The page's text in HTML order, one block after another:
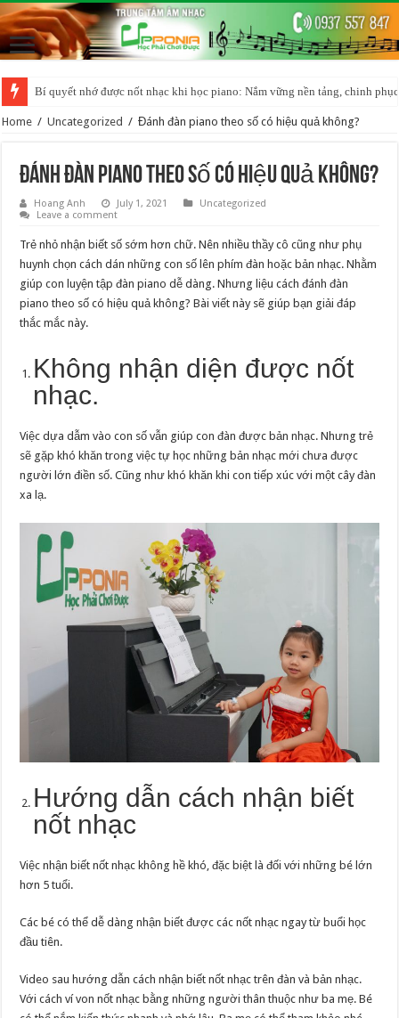
Bí quyết nhớ được nốt nhạc khi học piano: Nắm vững nền tảng, chinh
Home / Uncategorized / Đánh đàn piano theo số có hiệu quả không?
Đánh đàn piano theo số có hiệu quả không?
Hoang Anh July 1, 2021
Uncategorized
Leave a comment
Trẻ nhỏ nhận biết số sớm hơn chữ. Nên nhiều thầy cô cũng như phụ
huynh chọn cách dán những con số lên phím đàn hoặc bản nhạc. Nhằm
giúp con luyện tập đàn piano dễ dàng. Nhưng liệu cách đánh đàn
piano theo số có hiệu quả không? Bài viết này sẽ giúp bạn giải đáp
thắc mắc này.
Không nhận diện được nốt
nhạc.
Việc dựa dẫm vào con số vẫn giúp con đàn được bản nhạc. Nhưng trẻ
sẽ gặp khó khăn trong việc tự học những bản nhạc mới chưa được
người lớn điền số. Cũng như khó khăn khi con tiếp xúc với một cây đàn
xa lạ.
Hướng dẫn cách nhận biết
nốt nhạc
Việc nhận biết nốt nhạc không hề khó, đặc biệt là đối với những bé lớn
hơn 5 tuổi.
Các bé có thể dễ dàng nhận biết được các nốt nhạc ngay từ buổi học
đầu tiên.
Video sau hướng dẫn cách nhận biết nốt nhạc trên đàn và bản nhạc.
Với cách ví von nốt nhạc bằng những người thân thuộc như ba mẹ. Bé